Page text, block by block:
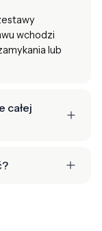
wchodzi
lub
całej